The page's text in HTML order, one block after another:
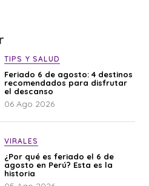
TIPS Y SALUD
Feriado 6 de agosto: 4 destinos
recomendados para disfrutar
el descanso
06 Ago 2026
VIRALES
¿Por qué es feriado el 6 de
agosto en Perú? Esta es la
historia